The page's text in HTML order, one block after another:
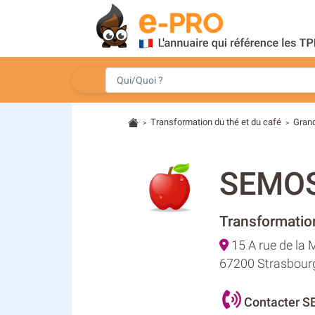
> Transformation du thé et du café >
15 A rue de la
67200
Contacter